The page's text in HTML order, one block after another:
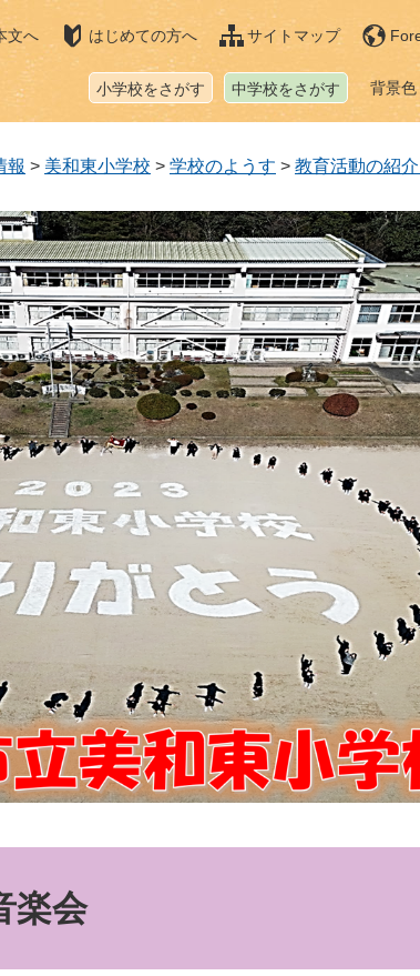
文へ はじめての方へ サイトマップ
小学校をさがす 中学校をさがす 背景色
報 > 美和東小学校 > 学校のようす > 教育活動の紹
楽会